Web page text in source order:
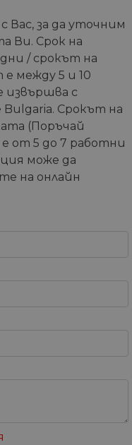
Вас, за да уточним
Ви. Срок на
/ срокът на
между 5 и 10
извършва с
Bulgaria. Срокът на
(Поръчай
от 5 до 7 работни
може да
на онлайн